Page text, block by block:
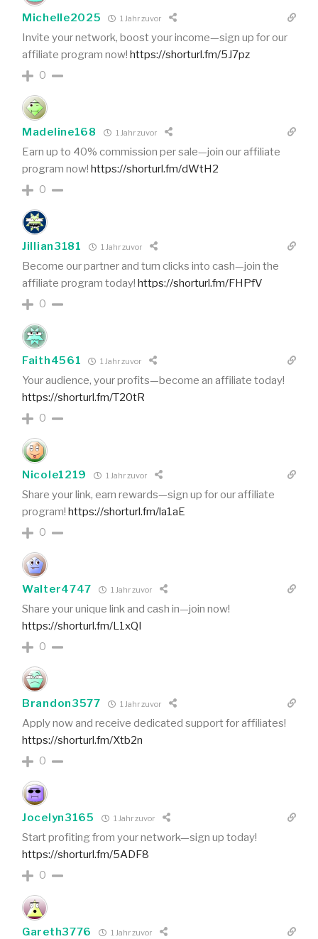
Michelle2025 1 Jahr zuvor
Invite your network, boost your income—sign up for our
affiliate program now! https://shorturl.fm/5J7pz
0
Madeline168 1 Jahr zuvor
Earn up to 40% commission per sale—join our affiliate
program now! https://shorturl.fm/dWtH2
0
Jillian3181 1 Jahr zuvor
Become our partner and turn clicks into cash—join the
affiliate program today! https://shorturl.fm/FHPfV
0
Faith4561 1 Jahr zuvor
Your audience, your profits—become an affiliate today!
https://shorturl.fm/T20tR
0
Nicole1219 1 Jahr zuvor
Share your link, earn rewards—sign up for our affiliate
program! https://shorturl.fm/la1aE
0
Walter4747 1 Jahr zuvor
Share your unique link and cash in—join now!
https://shorturl.fm/L1xQI
0
Brandon3577 1 Jahr zuvor
Apply now and receive dedicated support for affiliates!
https://shorturl.fm/Xtb2n
0
Jocelyn3165 1 Jahr zuvor
Start profiting from your network—sign up today!
https://shorturl.fm/5ADF8
0
Gareth3776 1 Jahr zuvor